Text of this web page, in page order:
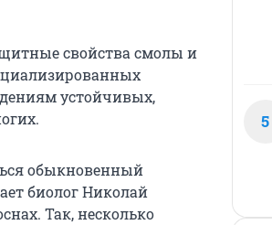
свойства смолы и
устойчивых,
обыкновенный
биолог Николай
Так, несколько
5